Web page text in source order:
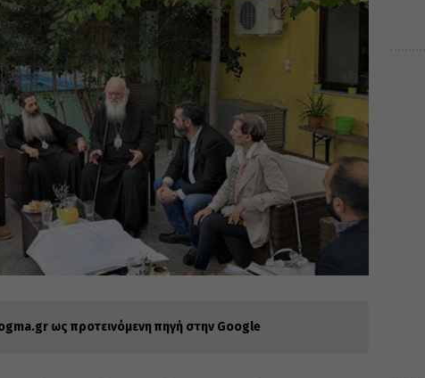
ως προτεινόμενη πηγή στην Google